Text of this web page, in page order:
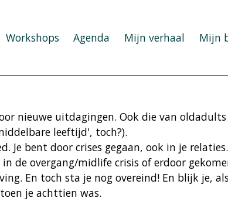
Workshops Agenda Mijn verhaal Mijn
nieuwe uitdagingen. Ook die van
leeftijd', toch?).
Je bent door crises gegaan, ook in je
de overgang/midlife crisis of erdoor
En toch sta je nog overeind! En blijk je,
je achttien was.